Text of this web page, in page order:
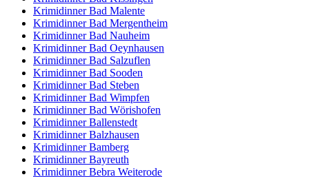
Krimidinner Bad Malente
Krimidinner Bad Mergentheim
Krimidinner Bad Nauheim
Krimidinner Bad Oeynhausen
Krimidinner Bad Salzuflen
Krimidinner Bad Sooden
Krimidinner Bad Steben
Krimidinner Bad Wimpfen
Krimidinner Bad Wörishofen
Krimidinner Ballenstedt
Krimidinner Balzhausen
Krimidinner Bamberg
Krimidinner Bayreuth
Krimidinner Bebra Weiterode